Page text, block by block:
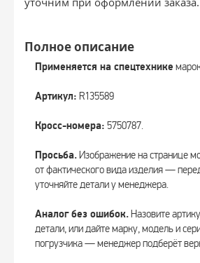
Полное описание
Применяется на спецтехнике
Артикул: R135589
Кросс-номера: 5750787.
Просьба.Изображение на странице
от фактического вида изделия —
уточняйте детали у менеджера.
Аналог без ошибок.Назовите
детали, или дайте марку, модель и
погрузчика — менеджер подберёт